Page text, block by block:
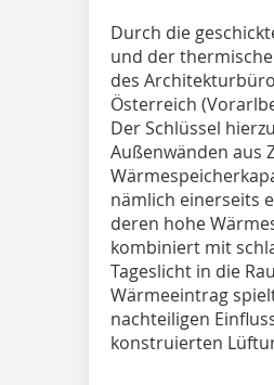
Durch die
und der
des
Österreich
Der Schlüssel
Außenwänden aus
nämlich einerseits
deren hohe
kombiniert mit
Tageslicht in die
Wärmeeintrag
nachteiligen
konstruierten